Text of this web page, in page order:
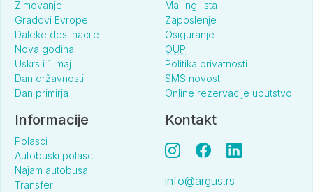
Zimovanje
Gradovi Evrope
Daleke destinacije
Nova godina
Uskrs i 1. maj
Dan državnosti
Dan primirja
Mailing lista
Zaposlenje
Osiguranje
OUP
Politika privatnosti
SMS novosti
Online rezervacije uputstvo
Informacije
Polasci
Autobuski polasci
Najam autobusa
Transferi
Kontakt
info@argus.rs